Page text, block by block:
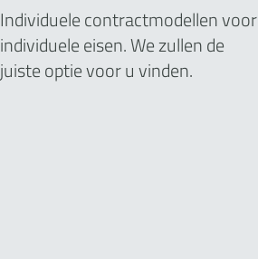
Individuele contractmodellen voor
individuele eisen. We zullen de
juiste optie voor u vinden.